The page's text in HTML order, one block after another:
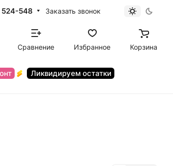
524-548 Заказать звонок
Сравнение Избранное Корзина
Ликвидируем остатки